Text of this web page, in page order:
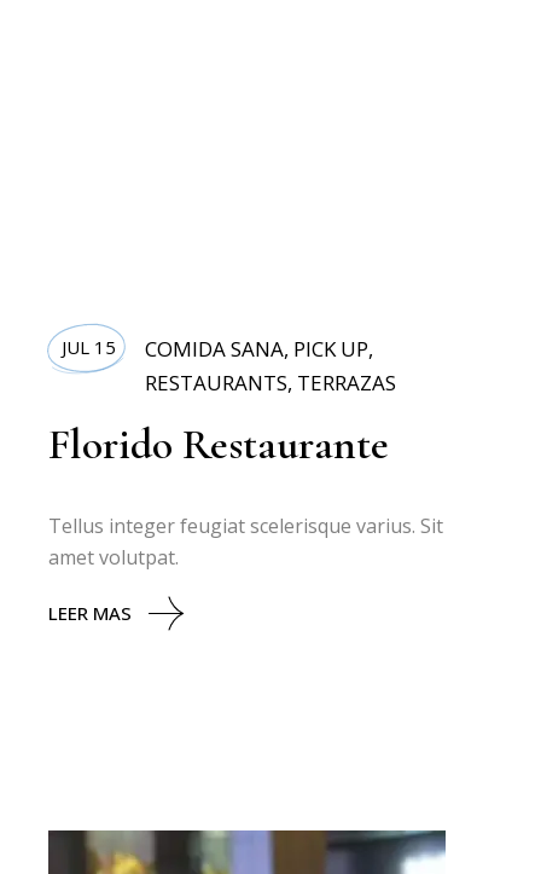
JUL 15 COMIDA SANA, PICK UP,
RESTAURANTS, TERRAZAS
Florido Restaurante
Tellus integer feugiat scelerisque varius. Sit
amet volutpat.
LEER MAS